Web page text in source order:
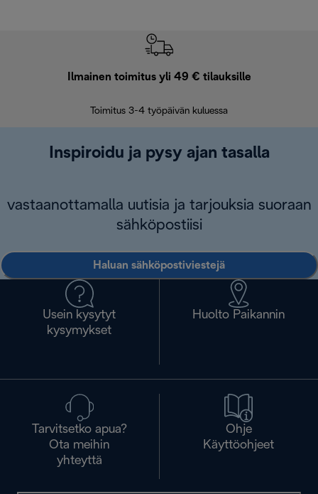
Ilmainen toimitus yli 49 € tilauksille
Toimitus 3-4 työpäivän kuluessa
Inspiroidu ja pysy ajan tasalla
vastaanottamalla uutisia ja tarjouksia suoraan
sähköpostiisi
Haluan sähköpostiviestejä
Usein kysytyt
kysymykset
Huolto Paikannin
Tarvitsetko apua?
Ota meihin
yhteyttä
Ohje
Käyttöohjeet